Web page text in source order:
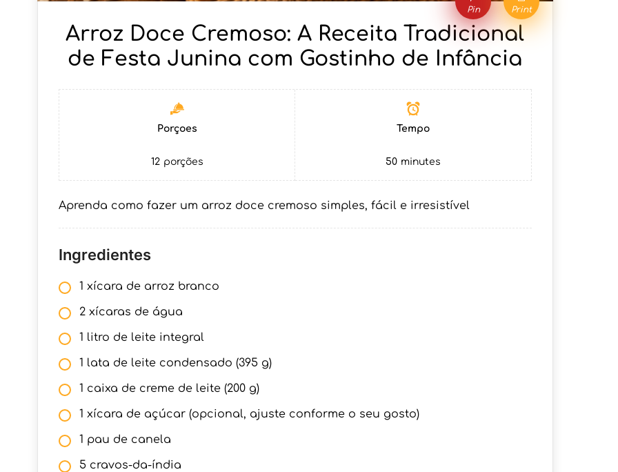
Pin Print
Arroz Doce Cremoso: A Receita Tradicional
de Festa Junina com Gostinho de Infância
Porçoes
12 porções
Tempo
50 minutes
Aprenda como fazer um arroz doce cremoso simples, fácil e irresistível
Ingredientes
1 xícara de arroz branco
2 xícaras de água
1 litro de leite integral
1 lata de leite condensado (395 g)
1 caixa de creme de leite (200 g)
1 xícara de açúcar (opcional, ajuste conforme o seu gosto)
1 pau de canela
5 cravos-da-índia